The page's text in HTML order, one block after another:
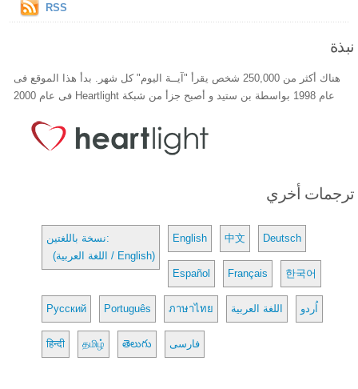
RSS
نبذة
هناك أكثر من 250,000 شخص يقرأ "آيــة اليوم" كل شهر. بدأ هذا الموقع فى
عام 1998 بواسطة بن ستيد و أصبح جزأ من شبكة Heartlight فى عام 2000
ترجمات أخري
نسخة باللغتين:
(اللغة العربية / English)
English 中文 Deutsch
Español Français 한국어
Русский Português ภาษาไทย اللغة العربية اُردو
हिन्दी தமிழ் తెలుగు فارسی